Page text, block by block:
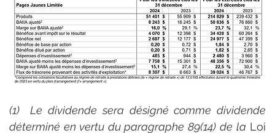
(1)  Le dividende sera désigné comme dividende
déterminé en vertu du paragraphe 89(14) de la Loi